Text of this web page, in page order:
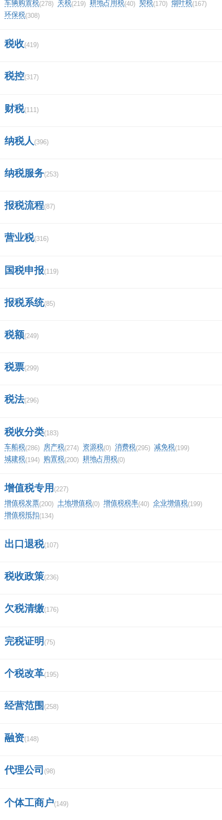
通过商标局官网查询商标的方法？
我要评论
车辆购置税(278) 关税(219) 耕地占用税(40) 契税(170) 烟叶税(167)
环保税(308)
税收(419)
税控(317)
财税(111)
纳税人 (396)
纳税服务(253)
报税流程(87)
营业税(316)
国税申报(119)
报税系统(85)
税额(249)
税票(299)
税法(296)
税收分类(183)
车船税(286) 房产税(274) 资源税(0) 消费税(295) 减免税(199)
城建税(194) 购置税(200) 耕地占用税(0)
增值税专用 (227)
增值税发票(200) 土地增值税(0) 增值税税率(40) 企业增值税(199)
增值税抵扣(134)
出口退税(107)
税收政策(236)
欠税清缴(176)
完税证明 (75)
个税改革(195)
经营范围 (258)
融资(148)
代理公司 (98)
个体工商户(149)